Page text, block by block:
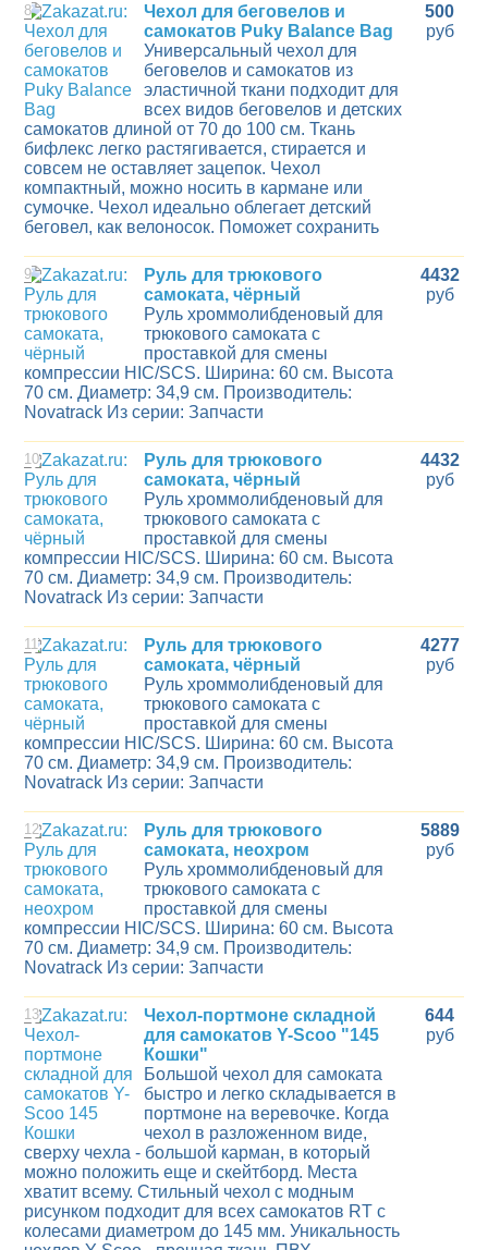
8
Чехол для беговелов и
самокатов Puky Balance Bag
Универсальный чехол для
беговелов и самокатов из
эластичной ткани подходит для
всех видов беговелов и детских
самокатов длиной от 70 до 100 см. Ткань
бифлекс легко растягивается, стирается и
совсем не оставляет зацепок. Чехол
компактный, можно носить в кармане или
сумочке. Чехол идеально облегает детский
беговел, как велоносок. Поможет сохранить
500
руб
9
Руль для трюкового
самоката, чёрный
Руль хроммолибденовый для
трюкового самоката с
проставкой для смены
компрессии HIC/SCS. Ширина: 60 см. Высота
70 см. Диаметр: 34,9 см. Производитель:
Novatrack Из серии: Запчасти
4432
руб
10
Руль для трюкового
самоката, чёрный
Руль хроммолибденовый для
трюкового самоката с
проставкой для смены
компрессии HIC/SCS. Ширина: 60 см. Высота
70 см. Диаметр: 34,9 см. Производитель:
Novatrack Из серии: Запчасти
4432
руб
11
Руль для трюкового
самоката, чёрный
Руль хроммолибденовый для
трюкового самоката с
проставкой для смены
компрессии HIC/SCS. Ширина: 60 см. Высота
70 см. Диаметр: 34,9 см. Производитель:
Novatrack Из серии: Запчасти
4277
руб
12
Руль для трюкового
самоката, неохром
Руль хроммолибденовый для
трюкового самоката с
проставкой для смены
компрессии HIC/SCS. Ширина: 60 см. Высота
70 см. Диаметр: 34,9 см. Производитель:
Novatrack Из серии: Запчасти
5889
руб
13
Чехол-портмоне складной
для самокатов Y-Scoo "145
Кошки"
Большой чехол для самоката
быстро и легко складывается в
портмоне на веревочке. Когда
чехол в разложенном виде,
сверху чехла - большой карман, в который
можно положить еще и скейтборд. Места
хватит всему. Стильный чехол с модным
рисунком подходит для всех самокатов RT с
колесами диаметром до 145 мм. Уникальность
644
руб